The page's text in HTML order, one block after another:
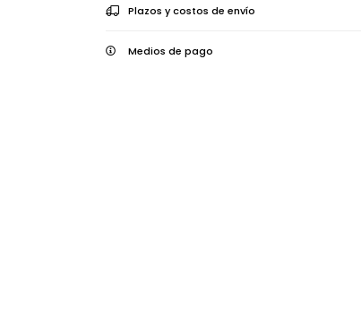
Plazos y costos de envío
Medios de pago